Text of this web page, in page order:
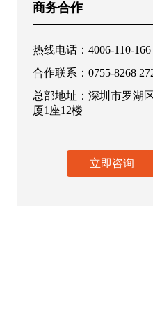
商务合作
热线电话：4006-110-166
合作联系：0755-8268
总部地址：深圳市罗湖
厦1座12楼
立即咨询